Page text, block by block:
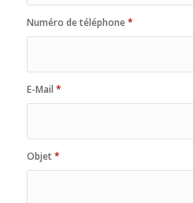
Numéro de téléphone*
E-Mail *
Objet*